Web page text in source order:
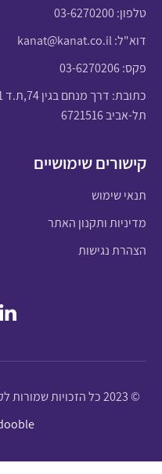
טלפון:03-6270200
דוא"ל:kanat@kanat.co.il
פקס: 03-6270206
כתובת: דרך מנחם בגין 74,ת.ד 51231
תל-אביב 6721516
קישורים שימושיים
תנאי שימוש
מדיניות ותקנון האתר
הצהרת נגישות
© 2023 כל הזכויות שמורות לקנט - קרן לביטוח נזקי טבע בחקלאות